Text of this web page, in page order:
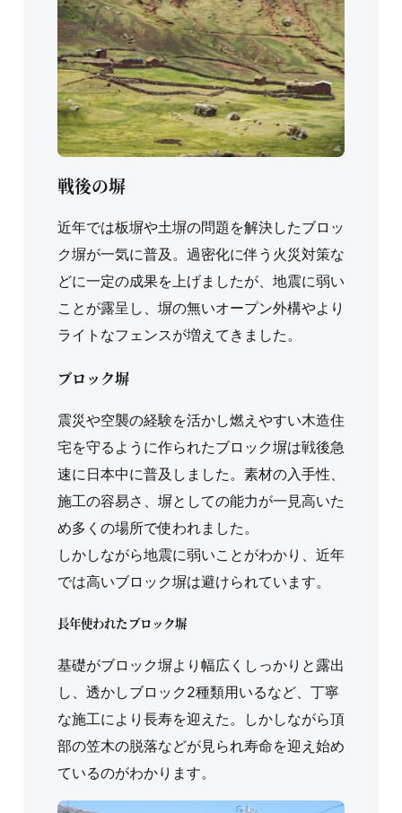
戦後の塀
近年では板塀や土塀の問題を解決したブロッ
ク塀が一気に普及。過密化に伴う火災対策な
どに一定の成果を上げましたが、地震に弱い
ことが露呈し、塀の無いオープン外構やより
ライトなフェンスが増えてきました。
ブロック塀
震災や空襲の経験を活かし燃えやすい木造住
宅を守るように作られたブロック塀は戦後急
速に日本中に普及しました。素材の入手性、
施工の容易さ、塀としての能力が一見高いた
め多くの場所で使われました。
しかしながら地震に弱いことがわかり、近年
では高いブロック塀は避けられています。
長年使われたブロック塀
基礎がブロック塀より幅広くしっかりと露出
し、透かしブロック2種類用いるなど、丁寧
な施工により長寿を迎えた。しかしながら頂
部の笠木の脱落などが見られ寿命を迎え始め
ているのがわかります。